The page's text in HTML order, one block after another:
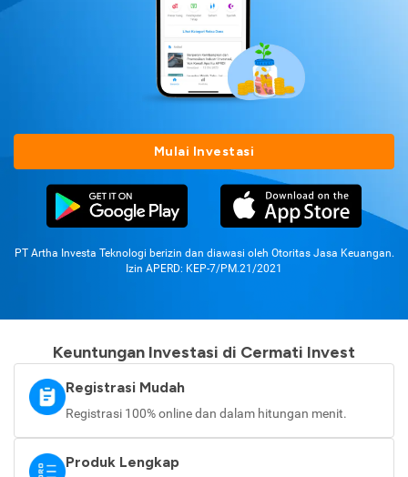
Mulai Investasi
PT Artha Investa Teknologi berizin dan diawasi oleh Otoritas Jasa Keuangan.
Izin APERD: KEP-7/PM.21/2021
Keuntungan Investasi di Cermati Invest
Registrasi Mudah
Registrasi 100% online dan dalam hitungan menit.
Produk Lengkap